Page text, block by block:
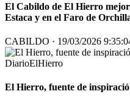
El Cabildo de El Hierro
Estaca y en el Faro de
CABILDO · 19/03/2026
DiarioElHierro
El Hierro, fuente de